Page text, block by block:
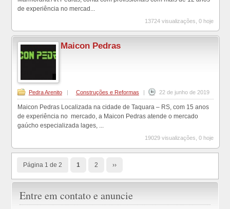
de experiência no mercad...
13724 visualizações, 0 hoje
Maicon Pedras
Pedra Arenito Construções e Reformas 22 de junho de 2019
Maicon Pedras Localizada na cidade de Taquara – RS, com 15 anos
de experiência no mercado, a Maicon Pedras atende o mercado
gaúcho especializada lages, ...
19029 visualizações, 0 hoje
Página 1 de 2 1 2 ››
Entre em contato e anuncie